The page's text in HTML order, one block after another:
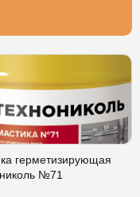
герметизирующая
№71